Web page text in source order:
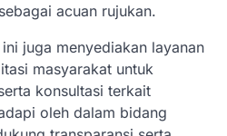
acuan rujukan.
juga menyediakan layanan
masyarakat untuk
konsultasi terkait
oleh dalam bidang